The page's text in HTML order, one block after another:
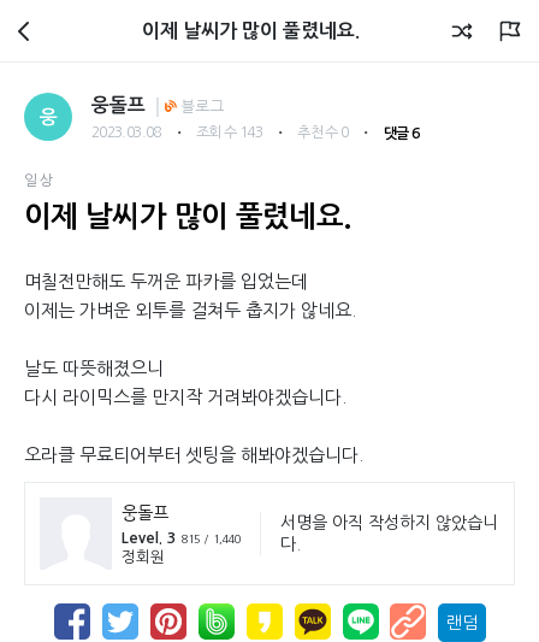
회원광장
이제 날씨가 많이 풀렸네요.
웅
웅돌프 블로그
2023.03.08 ・ 조회 수 143 ・ 추천 수 0 ・ 댓글 6
일상
이제 날씨가 많이 풀렸네요.
며칠전만해도 두꺼운 파카를 입었는데
이제는 가벼운 외투를 걸쳐두 춥지가 않네요.
날도 따뜻해졌으니
다시 라이믹스를 만지작 거려봐야겠습니다.
오라클 무료티어부터 셋팅을 해봐야겠습니다.
웅돌프
Level. 3 815 / 1,440
정회원
서명을 아직 작성하지 않았습니
다.
랜덤